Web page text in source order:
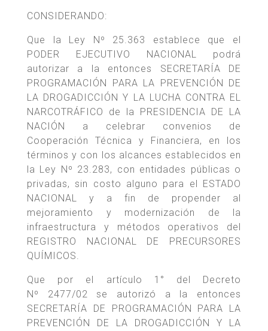
CONSIDERANDO:
Que la Ley Nº 25.363 establece que el
PODER EJECUTIVO NACIONAL podrá
autorizar a la entonces SECRETARÍA DE
PROGRAMACIÓN PARA LA PREVENCIÓN DE
LA DROGADICCIÓN Y LA LUCHA CONTRA EL
NARCOTRÁFICO de la PRESIDENCIA DE LA
NACIÓN a celebrar convenios de
Cooperación Técnica y Financiera, en los
términos y con los alcances establecidos en
la Ley Nº 23.283, con entidades públicas o
privadas, sin costo alguno para el ESTADO
NACIONAL y a fin de propender al
mejoramiento y modernización de la
infraestructura y métodos operativos del
REGISTRO NACIONAL DE PRECURSORES
QUÍMICOS.
Que por el artículo 1° del Decreto
Nº 2477/02 se autorizó a la entonces
SECRETARÍA DE PROGRAMACIÓN PARA LA
PREVENCIÓN DE LA DROGADICCIÓN Y LA